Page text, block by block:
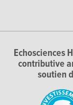
Echosciences
contributive
soutien